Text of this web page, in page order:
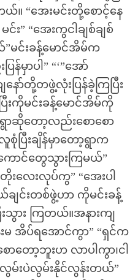
။ “အေးမင်းတို့စောင့်နေ
း” “အေးကွငါချစ်ချစ်
မင်းခန့်မောင်အိမ်က
မှာပါ” “‘”အော်
နော်တို့တဖွဲ့လုံးပြန်ခဲ့ကြပြီး
ြီးကိုမင်းခန့်မောင်အိမ်ကို
ာဆိုတော့လည်းစောစော
ပြီးချိန်မှာတော့ရွာက
ာင်တွေသွားကြမယ်”
တိုးလေးလုပ်ကွ” “အေးပါ
ျင်းတစ်ဖွဲ့ဟာ ကိုမင်းခန့်
းသွား ကြတယ်။အနားကျ
မ အိပ်ရအောင်ကွာ” “ရှင်က
ာတော့ဘူးဟ လာပါကွာ၊ငါ
မ်းပဲလွမ်းနိုင်လွန်းတယ်”